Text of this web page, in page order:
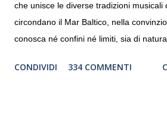
che unisce le diverse tradizioni musicali
circondano il Mar Baltico, nella
conosca né confini né limiti, sia di
debutterà il 10 settembre a Heiden, in
CONDIVIDI 334 COMMENTI